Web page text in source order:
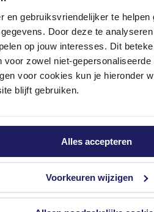
en gebruiksvriendelijker te
Door deze te
op jouw interesses. Dit
voor zowel niet-
voor cookies kun je hieronder
blijft gebruiken.
Alles accepteren
Voorkeuren wijzigen
vragen